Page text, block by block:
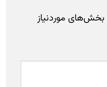
بخش‌های موردنیاز